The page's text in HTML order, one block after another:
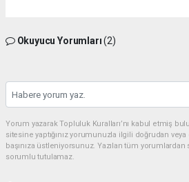
Okuyucu Yorumları(2)
Yorum yazarak Topluluk Kuralları’nı kabul etmiş
sitesine yaptığınız yorumunuzla ilgili doğrudan
başınıza üstleniyorsunuz. Yazılan tüm
sorumlu tutulamaz.